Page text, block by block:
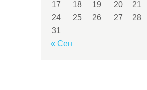
17
18 19 20 21
24
25 26 27 28
31
« Сен